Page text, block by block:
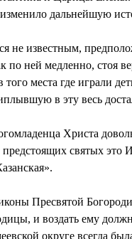
дальнейшую
не известным,
по ней медленно, стоя
места где играли
в эту весь
Христа
святых это
Пресвятой
и воздать ему
округе всегда